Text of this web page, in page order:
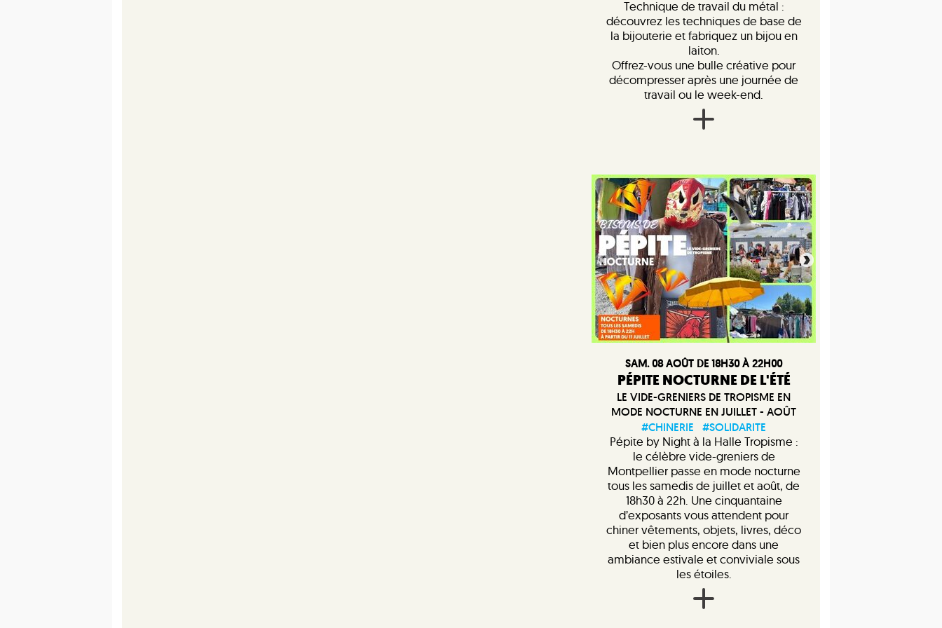
Technique de travail du métal :
découvrez les techniques de base de
la bijouterie et fabriquez un bijou en
laiton.
Offrez-vous une bulle créative pour
décompresser après une journée de
travail ou le week-end.
SAM. 08 AOÛT DE 18H30 À 22H00
PÉPITE NOCTURNE DE L'ÉTÉ
LE VIDE-GRENIERS DE TROPISME EN
MODE NOCTURNE EN JUILLET - AOÛT
#CHINERIE
#SOLIDARITE
Pépite by Night à la Halle Tropisme :
le célèbre vide-greniers de
Montpellier passe en mode nocturne
tous les samedis de juillet et août, de
18h30 à 22h. Une cinquantaine
d’exposants vous attendent pour
chiner vêtements, objets, livres, déco
et bien plus encore dans une
ambiance estivale et conviviale sous
les étoiles.